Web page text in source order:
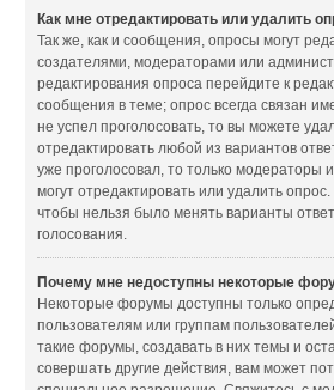
Как мне отредактировать или удалить
Так же, как и сообщения, опросы могут
создателями, модераторами или
редактирования опроса перейдите к
сообщения в теме; опрос всегда связан
не успел проголосовать, то вы можете
отредактировать любой из вариантов
уже проголосовал, то только модераторы
могут отредактировать или удалить
чтобы нельзя было менять варианты
голосования.
Почему мне недоступны некоторые
Некоторые форумы доступны только
пользователям или группам
такие форумы, создавать в них темы и
совершать другие действия, вам может